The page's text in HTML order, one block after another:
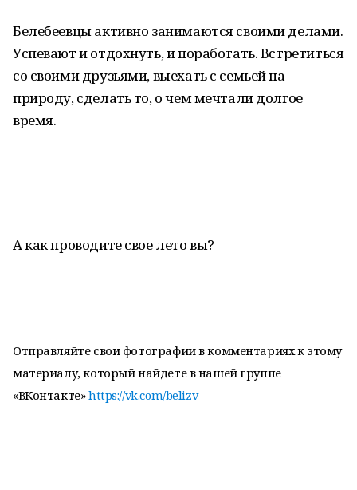
Белебеевцы активно занимаются своими делами.
Успевают и отдохнуть, и поработать. Встретиться
со своими друзьями, выехать с семьей на
природу, сделать то, о чем мечтали долгое
время.
А как проводите свое лето вы?
Отправляйте свои фотографии в комментариях к этому
материалу, который найдете в нашей группе
«ВКонтакте»https://vk.com/belizv